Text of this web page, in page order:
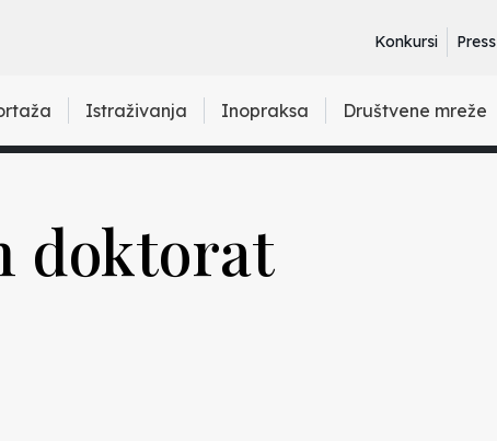
Konkursi Press
Istraživanja Inopraksa Društvene mreže
doktorat